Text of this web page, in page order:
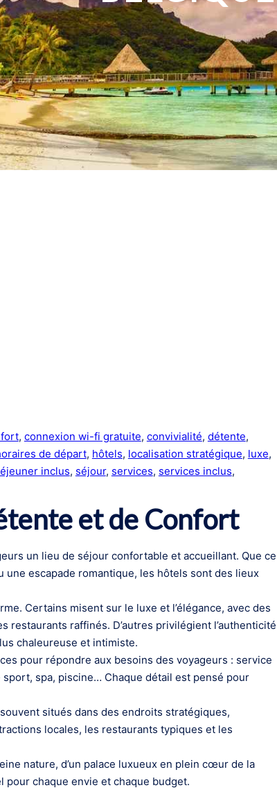
, connexion wi-fi gratuite, convivialité, détente
de départ, hôtels, localisation stratégique, luxe
inclus, séjour, services, services inclus
et de Confort
un lieu de séjour confortable et accueillant. Que ce
une escapade romantique, les hôtels sont des lieux
Certains misent sur le luxe et l’élégance, avec des
restaurants raffinés. D’autres privilégient l’authenticité
chaleureuse et intimiste.
pour répondre aux besoins des voyageurs : service
spa, piscine… Chaque détail est pensé pour
situés dans des endroits stratégiques,
locales, les restaurants typiques et les
nature, d’un palace luxueux en plein cœur de la
pour chaque envie et chaque budget.